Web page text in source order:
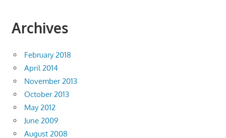
Archives
February 2018
April 2014
November 2013
October 2013
May 2012
June 2009
August 2008